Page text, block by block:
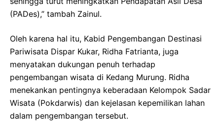
(PADes),” tambah Zainul.
Oleh karena hal itu, Kabid Pengembangan Destinasi
Pariwisata Dispar Kukar, Ridha Fatrianta, juga
menyatakan dukungan penuh terhadap
pengembangan wisata di Kedang Murung. Ridha
menekankan pentingnya keberadaan Kelompok Sadar
Wisata (Pokdarwis) dan kejelasan kepemilikan lahan
dalam pengembangan tersebut.